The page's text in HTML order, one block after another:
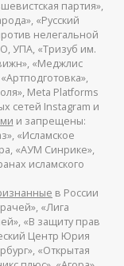
партия»,
«Русский
нелегальной
УПА, «Тризуб им.
«Меджлис
Meta Platforms
сетей Instagram и
и запрещены:
«Исламское
«АУМ Синрике»,
исламского
в России
«Лига
«В защиту прав
Центр Юрия
«Открытая